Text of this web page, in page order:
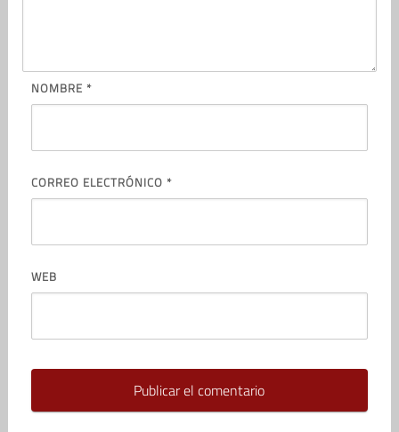
NOMBRE *
CORREO ELECTRÓNICO *
WEB